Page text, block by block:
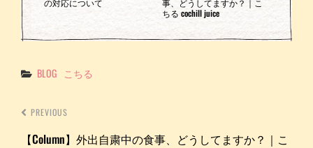
ちる cochill juice
Categories
BLOG こちる
PREVIOUS
【Column】外出自粛中の食事、どうしてますか？｜こ